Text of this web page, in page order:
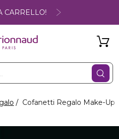
CARRELLO!
Cofanetti Regalo Make-Up